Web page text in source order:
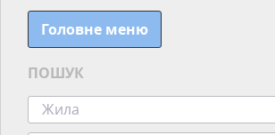
Головне меню
ПОШУК
Жила